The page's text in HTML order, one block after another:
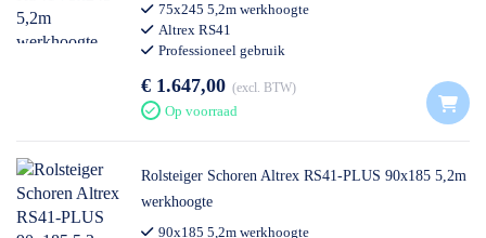
75x245 5,2m werkhoogte
Altrex RS41
Professioneel gebruik
€ 1.647,00 excl. BTW
Op voorraad
Rolsteiger Schoren Altrex RS41-PLUS 90x185 5,2m
werkhoogte
90x185 5,2m werkhoogte